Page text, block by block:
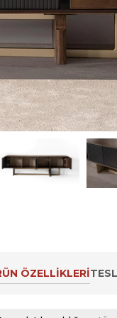
ÖZELLIKLERI